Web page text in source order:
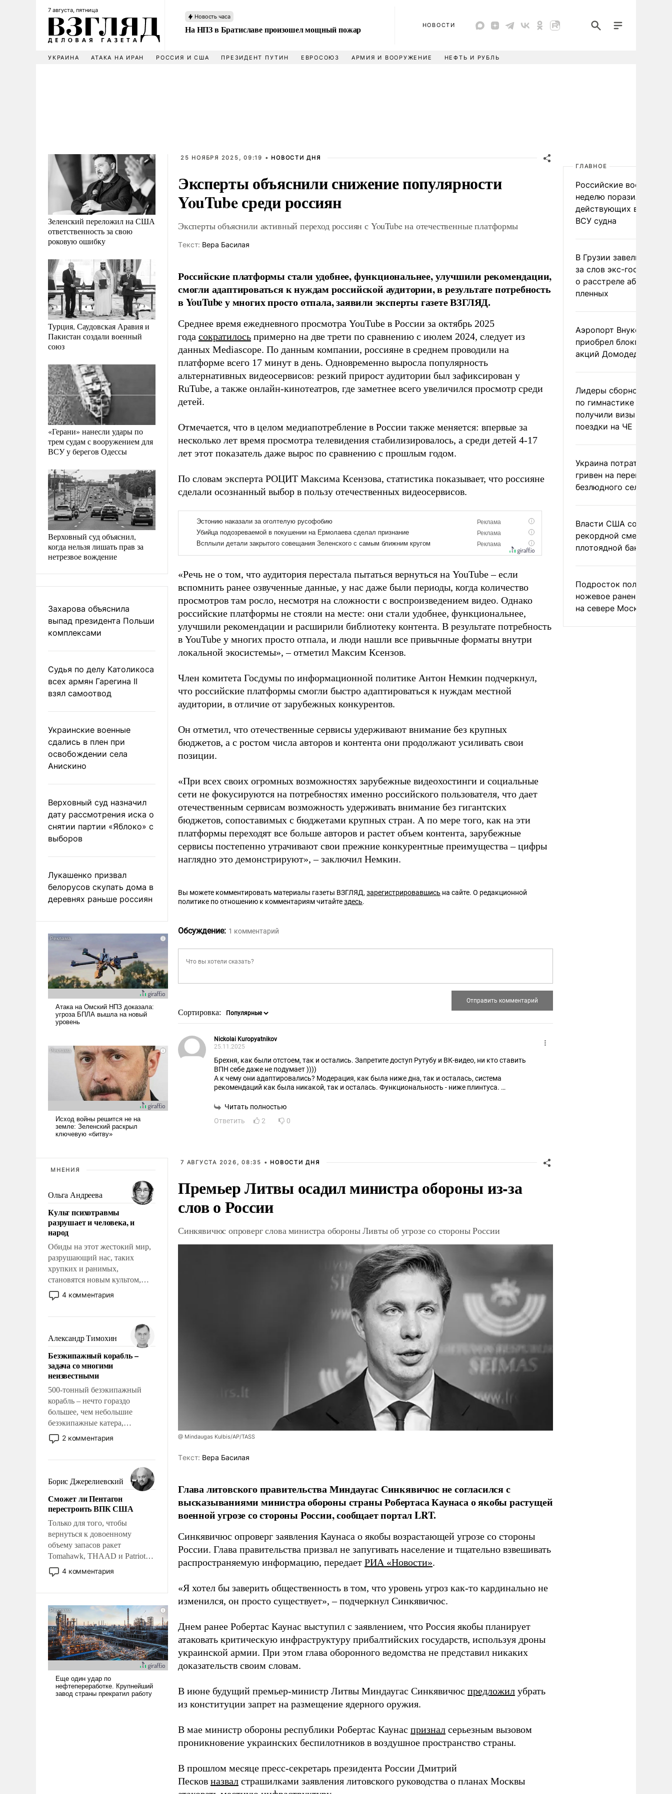
7 августа, пятница
Новость часа
На НПЗ в Братиславе произошел мощный пожар НОВОСТИ
УКРАИНА АТАКА НА ИРАН РОССИЯ И США ПРЕЗИДЕНТ ПУТИН ЕВРОСОЮЗ АРМИЯ И ВООРУЖЕНИЕ НЕФТЬ И РУБЛЬ
Зеленский переложил на США
ответственность за свою
роковую ошибку
Турция, Саудовская Аравия и
Пакистан создали военный
союз
«Герани» нанесли удары по
трем судам с вооружением для
ВСУ у берегов Одессы
Верховный суд объяснил,
когда нельзя лишать прав за
нетрезвое вождение
Захарова объяснила
выпад президента Польши
комплексами
Судья по делу Католикоса
всех армян Гарегина II
взял самоотвод
Украинские военные
сдались в плен при
освобождении села
Анискино
Верховный суд назначил
дату рассмотрения иска о
снятии партии «Яблоко» с
выборов
Лукашенко призвал
белорусов скупать дома в
деревнях раньше россиян
МНЕНИЯ
Ольга Андреева
Культ психотравмы
разрушает и человека, и
народ
Обиды на этот жестокий мир,
разрушающий нас, таких
хрупких и ранимых,
становятся новым культом,
постепенно вытесняя и
отменяя традиционное
мужественным и твердым под
ударами судьбы, брать на себя
ответственность, помогать
слабым, идти вперед и
адаптироваться.
4 комментария
Александр Тимохин
Безэкипажный корабль –
задача со многими
неизвестными
500-тонный безэкипажный
корабль – нечто гораздо
большее, чем небольшие
безэкипажные катера,
применение которых уже
стало обыденностью. Задача по
сложна и амбициозна. Однако
и ее реализация радикально
поднимет наши боевые
возможности.
2 комментария
Борис Джерелиевский
Сможет ли Пентагон
перестроить ВПК США
Только для того, чтобы
вернуться к довоенному
объему запасов ракет
Tomahawk, THAAD и Patriot
США потребуется более трех
лет. Даже небольшая война с
Сложившаяся ситуация
означает многолетний период
уязвимости США, например,
перед Китаем.
4 комментария
25 НОЯБРЯ 2025, 09:19 • НОВОСТИ ДНЯ
Эксперты объяснили снижение популярности
YouTube среди россиян
Эксперты объяснили активный переход россиян с YouTube на отечественные платформы
Tекст: Вера Басилая
Российские платформы стали удобнее, функциональнее, улучшили рекомендации,
смогли адаптироваться к нуждам российской аудитории, в результате потребность
в YouTube у многих просто отпала, заявили эксперты газете ВЗГЛЯД.
Среднее время ежедневного просмотра YouTube в России за октябрь 2025
года сократилось примерно на две трети по сравнению с июлем 2024, следует из
данных Mediascope. По данным компании, россияне в среднем проводили на
платформе всего 17 минут в день. Одновременно выросла популярность
альтернативных видеосервисов: резкий прирост аудитории был зафиксирован у
RuTube, а также онлайн-кинотеатров, где заметнее всего увеличился просмотр среди
детей.
Отмечается, что в целом медиапотребление в России также меняется: впервые за
несколько лет время просмотра телевидения стабилизировалось, а среди детей 4-17
лет этот показатель даже вырос по сравнению с прошлым годом.
По словам эксперта РОЦИТ Максима Ксензова, статистика показывает, что россияне
сделали осознанный выбор в пользу отечественных видеосервисов.
«Речь не о том, что аудитория перестала пытаться вернуться на YouTube – если
вспомнить ранее озвученные данные, у нас даже были периоды, когда количество
просмотров там росло, несмотря на сложности с воспроизведением видео. Однако
российские платформы не стояли на месте: они стали удобнее, функциональнее,
улучшили рекомендации и расширили библиотеку контента. В результате потребность
в YouTube у многих просто отпала, и люди нашли все привычные форматы внутри
локальной экосистемы», – отметил Максим Ксензов.
Член комитета Госдумы по информационной политике Антон Немкин подчеркнул,
что российские платформы смогли быстро адаптироваться к нуждам местной
аудитории, в отличие от зарубежных конкурентов.
Он отметил, что отечественные сервисы удерживают внимание без крупных
бюджетов, а с ростом числа авторов и контента они продолжают усиливать свои
позиции.
«При всех своих огромных возможностях зарубежные видеохостинги и социальные
сети не фокусируются на потребностях именно российского пользователя, что дает
отечественным сервисам возможность удерживать внимание без гигантских
бюджетов, сопоставимых с бюджетами крупных стран. А по мере того, как на эти
платформы переходят все больше авторов и растет объем контента, зарубежные
сервисы постепенно утрачивают свои прежние конкурентные преимущества – цифры
наглядно это демонстрируют», – заключил Немкин.
Вы можете комментировать материалы газеты ВЗГЛЯД, зарегистрировавшись на сайте. О редакционной
политике по отношению к комментариям читайтездесь.
Обсуждение: 1 комментарий
Сортировка:
Nickolai Kuropyatnikov
25.11.2025
Брехня, как были отстоем, так и остались. Запретите доступ Рутубу и ВК-видео, ни кто ставить
ВПН себе даже не подумает ))))
А к чему они адаптировались? Модерация, как была ниже дна, так и осталась, система
рекомендаций как была никакой, так и осталась. Функциональность - ниже плинтуса.
Читать полностью
Ответить
2 0
7 АВГУСТА 2026, 08:35 • НОВОСТИ ДНЯ
Премьер Литвы осадил министра обороны из-за
слов о России
Синкявичюс опроверг слова министра обороны Ливты об угрозе со стороны России
@ Mindaugas Kulbis/AP/TASS
Tекст: Вера Басилая
Глава литовского правительства Миндаугас Синкявичюс не согласился с
высказываниями министра обороны страны Робертаса Каунаса о якобы растущей
военной угрозе со стороны России, сообщает портал LRT.
Синкявичюс опроверг заявления Каунаса о якобы возрастающей угрозе со стороны
России. Глава правительства призвал не запугивать население и тщательно взвешивать
распространяемую информацию, передает РИА «Новости».
«Я хотел бы заверить общественность в том, что уровень угроз как-то кардинально не
изменился, он просто существует», – подчеркнул Синкявичюс.
Днем ранее Робертас Каунас выступил с заявлением, что Россия якобы планирует
атаковать критическую инфраструктуру прибалтийских государств, используя дроны
украинской армии. При этом глава оборонного ведомства не представил никаких
доказательств своим словам.
В июне будущий премьер-министр Литвы Миндаугас Синкявичюс предложил убрать
из конституции запрет на размещение ядерного оружия.
В мае министр обороны республики Робертас Каунас признал серьезным вызовом
проникновение украинских беспилотников в воздушное пространство страны.
В прошлом месяце пресс-секретарь президента России Дмитрий
Песков назвал страшилками заявления литовского руководства о планах Москвы
ГЛАВНОЕ
Российские военные за
неделю поразили 34
действующих в
ВСУ судна
В Грузии завели дело
за слов экс-
о расстреле абхазских
пленных
Аэропорт Внуково
приобрел блокпакет
акций Домодедово
Лидеры сборной
по гимнастике не
получили визы для
поездки на ЧЕ
Украина потратила 1
гривен на
безлюдного села
Власти США сообщили
рекордной смертности
плотоядной бактерии
Подросток получил
ножевое ранение в
на севере Москвы